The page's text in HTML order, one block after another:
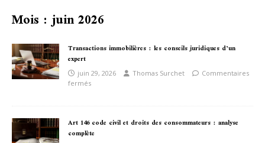
Mois :juin 2026
Transactions immobilières : les conseils juridiques d’un
expert
juin 29, 2026 Thomas Surchet
Commentaires
fermés
Art 146 code civil et droits des consommateurs : analyse
complète